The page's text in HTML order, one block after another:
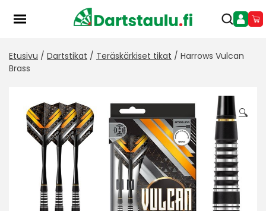
Etusivu / Dartstikat / Teräskärkiset tikat / Harrows Vulcan
Brass
🔍